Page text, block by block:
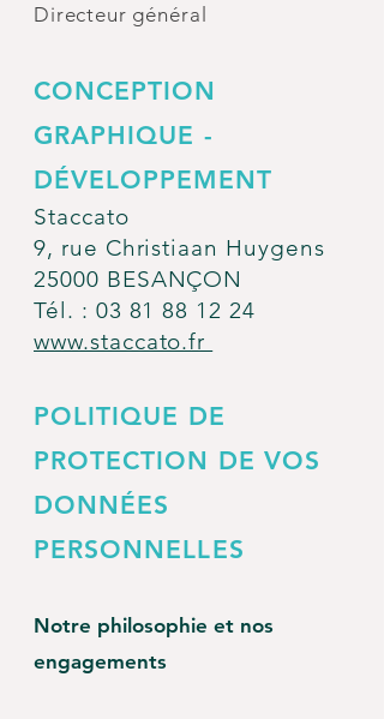
Directeur général
CONCEPTION
GRAPHIQUE -
DÉVELOPPEMENT
Staccato
9, rue Christiaan Huygens
25000 BESANÇON
Tél. : 03 81 88 12 24
www.staccato.fr
POLITIQUE DE
PROTECTION DE VOS
DONNÉES
PERSONNELLES
Notre philosophie et nos
engagements